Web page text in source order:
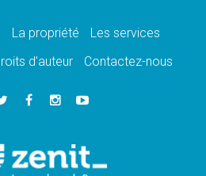
de paix et de dignité humaine»
Pape en Uruguay renforcera
affirme Mgr Tróccoli
en Ukraine: «Il est inquiétant
Pérou, une lueur d'espoir pour
en quête de paix
La propriété
Les services
d’auteur Contactez-nous